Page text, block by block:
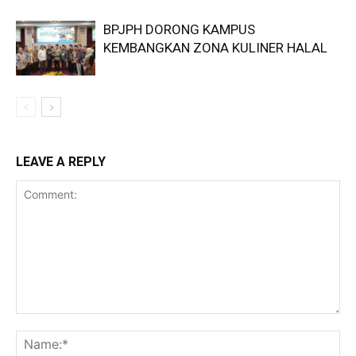
BPJPH DORONG KAMPUS
KEMBANGKAN ZONA KULINER HALAL
LEAVE A REPLY